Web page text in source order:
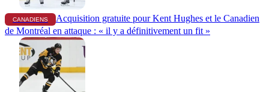
CANADIENS
Acquisition gratuite pour Kent Hughes et le Canadien
de Montréal en attaque : « il y a définitivement un fit »